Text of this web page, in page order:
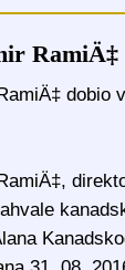
RamiÄ‡
dobio